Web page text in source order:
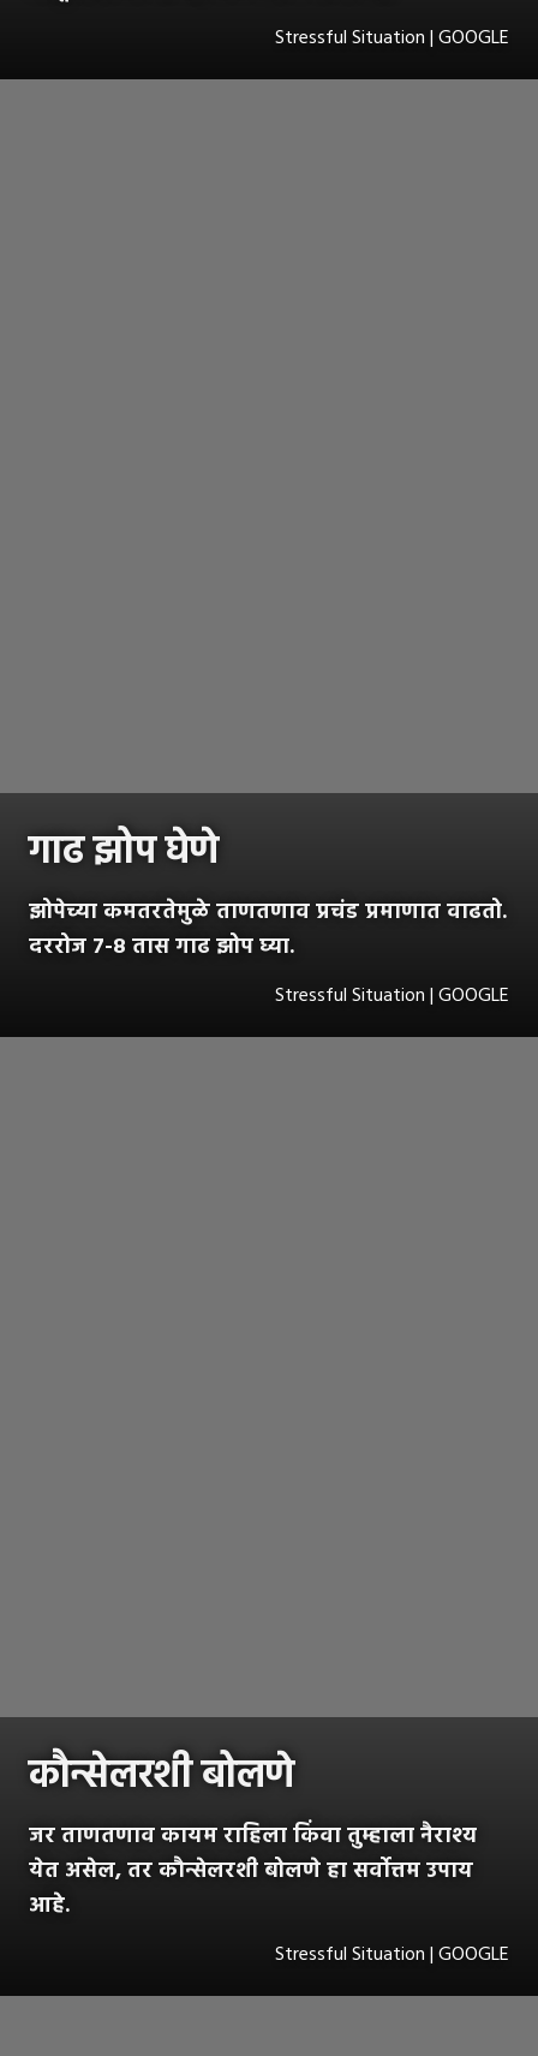
Stressful Situation | GOOGLE
गाढ झोप घेणे
झोपेच्या कमतरतेमुळे ताणतणाव प्रचंड प्रमाणात वाढतो.
दररोज ७-८ तास गाढ झोप घ्या.
Stressful Situation | GOOGLE
कौन्सेलरशी बोलणे
जर ताणतणाव कायम राहिला किंवा तुम्हाला नैराश्य
येत असेल, तर कौन्सेलरशी बोलणे हा सर्वोत्तम उपाय
आहे.
Stressful Situation | GOOGLE